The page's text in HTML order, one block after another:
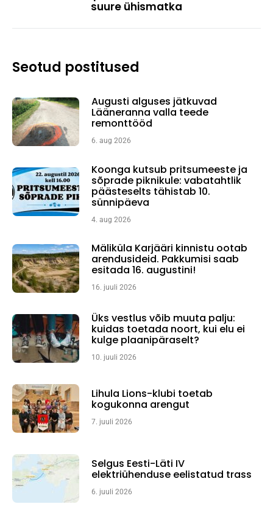
post:
suure ühismatka
Seotud postitused
Augusti alguses jätkuvad
Lääneranna valla teede
remonttööd
6. aug 2026
Koonga kutsub pritsumeeste ja
sõprade piknikule: vabatahtlik
päästeselts tähistab 10.
sünnipäeva
4. aug 2026
Mäliküla Karjääri kinnistu ootab
arendusideid. Pakkumisi saab
esitada 16. augustini!
16. juuli 2026
Üks vestlus võib muuta palju:
kuidas toetada noort, kui elu ei
kulge plaanipäraselt?
10. juuli 2026
Lihula Lions-klubi toetab
kogukonna arengut
7. juuli 2026
Selgus Eesti-Läti IV
elektriühenduse eelistatud trass
6. juuli 2026